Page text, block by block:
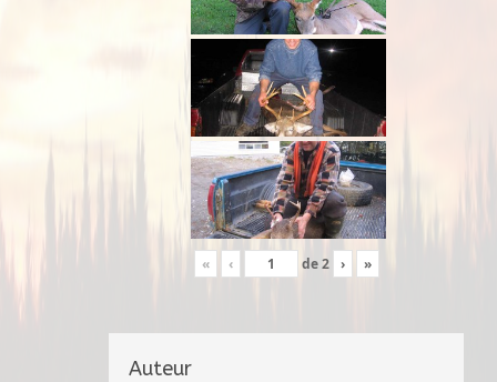
« ‹ de2 › »
Auteur